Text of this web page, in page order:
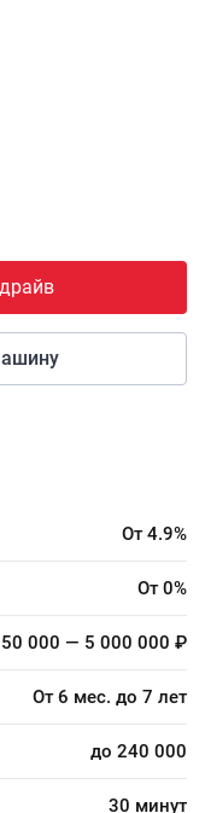
От 4.9%
От 0%
50 000 — 5 000 000 ₽
От 6 мес. до 7 лет
до 240 000
30 минут